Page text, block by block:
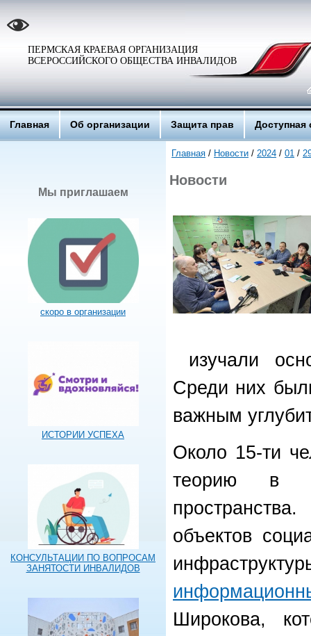
ПЕРМСКАЯ КРАЕВАЯ ОРГАНИЗАЦИЯ
ВСЕРОССИЙСКОГО ОБЩЕСТВА ИНВАЛИДОВ
Главная Об организации Защита прав Доступная
Мы приглашаем
скоро в организации
ИСТОРИИ УСПЕХА
КОНСУЛЬТАЦИИ ПО ВОПРОСАМ
ЗАНЯТОСТИ ИНВАЛИДОВ
Главная / Новости / 2024 / 01 /
Новости
изучали
Среди них
важным
Около 15-ти
теорию в
объектов
Широкова,